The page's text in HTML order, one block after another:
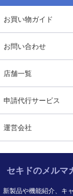
お買い物ガイド
お問い合わせ
店舗一覧
申請代行サービス
運営会社
セキドのメルマ
新製品や機能紹介、キ